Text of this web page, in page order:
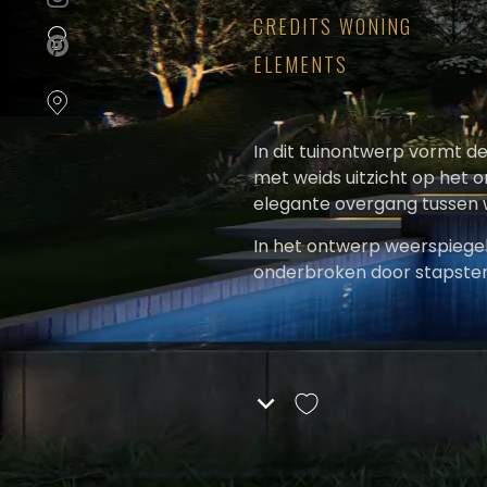
CREDITS WONING
ELEMENTS
In dit tuinontwerp vormt
met weids uitzicht op het
elegante overgang tussen
In het ontwerp
onderbroken door
voor een imposante
gelaagde plateaus en
klinkerafwerking dat
bar, multifunctionele
instellen.
COOKIE-
INSTELLINGEN
ACCEPTEREN